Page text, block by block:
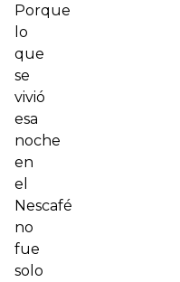
Porque
lo
que
se
vivió
esa
noche
en
el
Nescafé
no
fue
solo